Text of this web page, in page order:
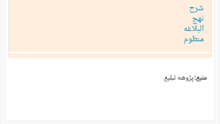
شرح
نهج
البلاغه
منظوم
منبع:پژوهه تبلیغ